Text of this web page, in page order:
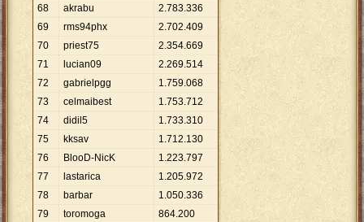
68
akrabu 2.783.336
69
rms94phx 2.702.409
70
priest75 2.354.669
71
lucian09 2.269.514
72
gabrielpgg 1.759.068
73
celmaibest 1.753.712
74
didil5 1.733.310
75
kksav 1.712.130
76
BlooD-NicK 1.223.797
77
lastarica 1.205.972
78
barbar 1.050.336
79
toromoga 864.200